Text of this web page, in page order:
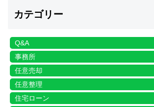
カテゴリー
Q&A
事務所
任意売却
任意整理
住宅ローン